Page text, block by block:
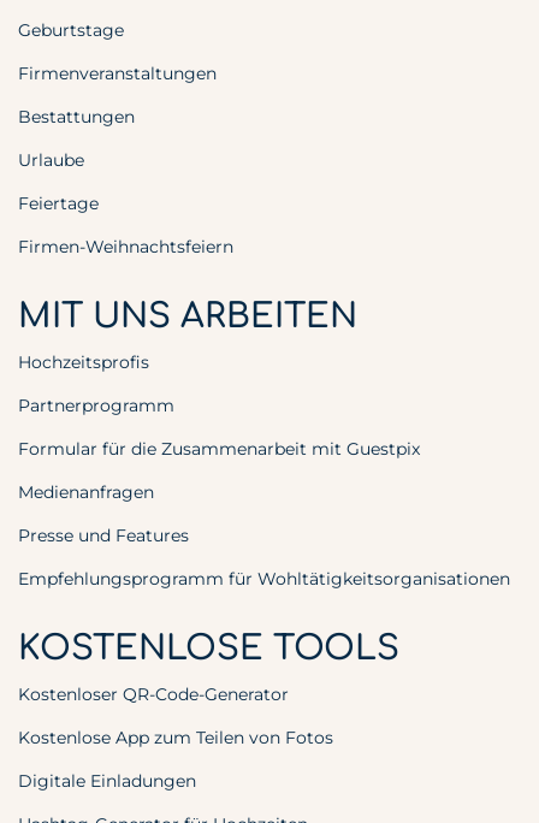
Geburtstage
Firmenveranstaltungen
Bestattungen
Urlaube
Feiertage
Firmen-Weihnachtsfeiern
MIT UNS ARBEITEN
Hochzeitsprofis
Partnerprogramm
Formular für die Zusammenarbeit mit Guestpix
Medienanfragen
Presse und Features
Empfehlungsprogramm für Wohltätigkeitsorganisationen
KOSTENLOSE TOOLS
Kostenloser QR-Code-Generator
Kostenlose App zum Teilen von Fotos
Digitale Einladungen